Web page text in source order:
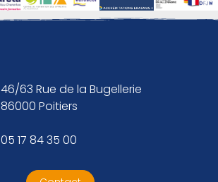
46/63 Rue de la Bugellerie
86000 Poitiers
05 17 84 35 00